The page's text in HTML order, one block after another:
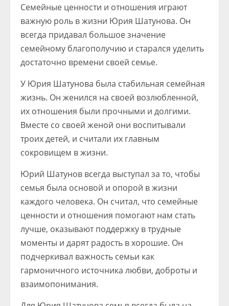
Семейные ценности и отношения играют
важную роль в жизни Юрия Шатунова. Он
всегда придавал большое значение
семейному благополучию и старался уделить
достаточно времени своей семье.
У Юрия Шатунова была стабильная семейная
жизнь. Он женился на своей возлюбленной,
их отношения были прочными и долгими.
Вместе со своей женой они воспитывали
троих детей, и считали их главным
сокровищем в жизни.
Юрий Шатунов всегда выступал за то, чтобы
семья была основой и опорой в жизни
каждого человека. Он считал, что семейные
ценности и отношения помогают нам стать
лучше, оказывают поддержку в трудные
моменты и дарят радость в хорошие. Он
подчеркивал важность семьи как
гармоничного источника любви, доброты и
взаимопонимания.